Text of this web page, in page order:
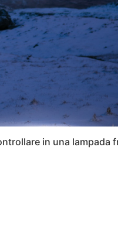
in una lampada